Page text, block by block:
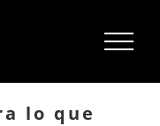
lo que